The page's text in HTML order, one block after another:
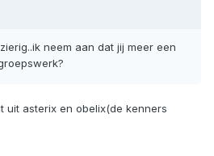
neem aan dat jij meer een
uit asterix en obelix(de kenners